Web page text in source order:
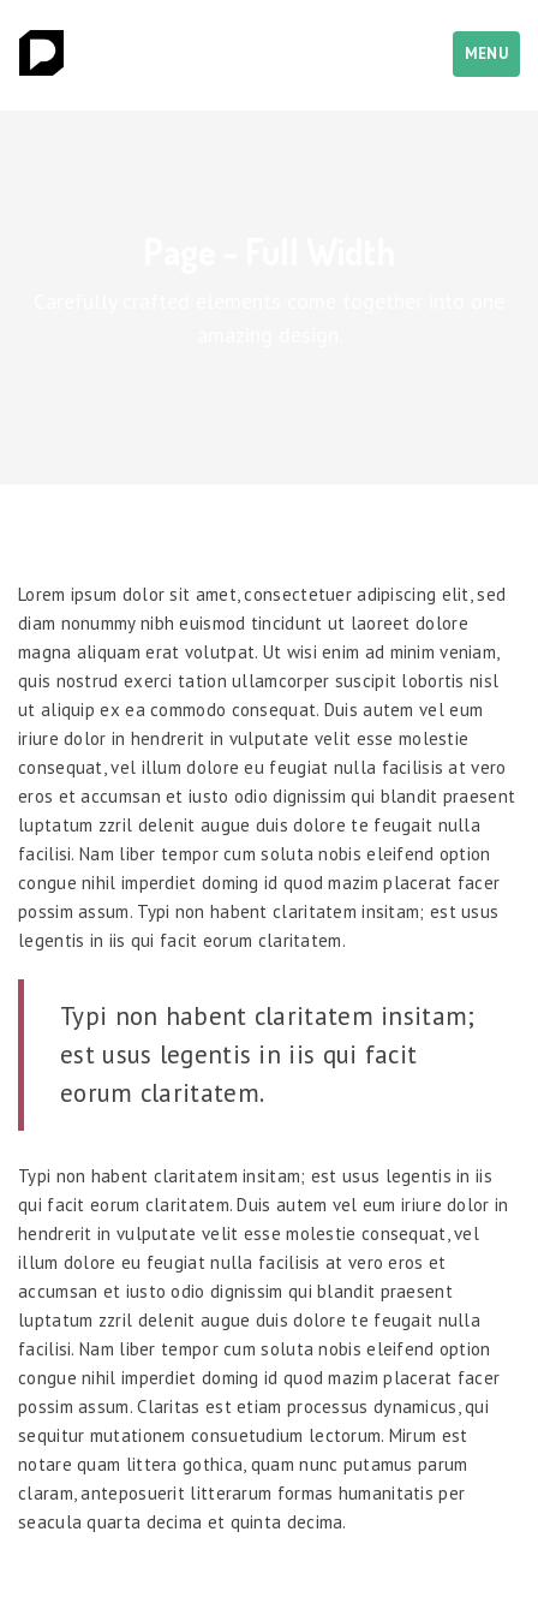
MENU
Lorem ipsum dolor sit amet, consectetuer adipiscing elit, sed
diam nonummy nibh euismod tincidunt ut laoreet dolore
magna aliquam erat volutpat. Ut wisi enim ad minim veniam,
quis nostrud exerci tation ullamcorper suscipit lobortis nisl
ut aliquip ex ea commodo consequat. Duis autem vel eum
iriure dolor in hendrerit in vulputate velit esse molestie
consequat, vel illum dolore eu feugiat nulla facilisis at vero
eros et accumsan et iusto odio dignissim qui blandit praesent
luptatum zzril delenit augue duis dolore te feugait nulla
facilisi. Nam liber tempor cum soluta nobis eleifend option
congue nihil imperdiet doming id quod mazim placerat facer
possim assum. Typi non habent claritatem insitam; est usus
legentis in iis qui facit eorum claritatem.
Typi non habent claritatem insitam;
est usus legentis in iis qui facit
eorum claritatem.
Typi non habent claritatem insitam; est usus legentis in iis
qui facit eorum claritatem. Duis autem vel eum iriure dolor in
hendrerit in vulputate velit esse molestie consequat, vel
illum dolore eu feugiat nulla facilisis at vero eros et
accumsan et iusto odio dignissim qui blandit praesent
luptatum zzril delenit augue duis dolore te feugait nulla
facilisi. Nam liber tempor cum soluta nobis eleifend option
congue nihil imperdiet doming id quod mazim placerat facer
possim assum. Claritas est etiam processus dynamicus, qui
sequitur mutationem consuetudium lectorum. Mirum est
notare quam littera gothica, quam nunc putamus parum
claram, anteposuerit litterarum formas humanitatis per
seacula quarta decima et quinta decima.